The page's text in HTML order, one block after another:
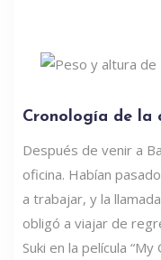
Cronología de la
Después de venir a
oficina. Habían
a trabajar, y la
obligó a viajar de
Suki en la película